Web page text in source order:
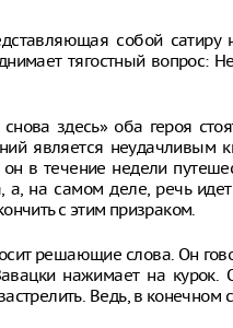
собой
тягостный
здесь» оба героя
является неудачливым
в течение недели
а, на самом деле, речь
с этим призраком.
решающие слова. Он
нажимает на курок.
Ведь, в